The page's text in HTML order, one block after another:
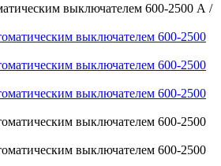
выключателем 600-2500 А /